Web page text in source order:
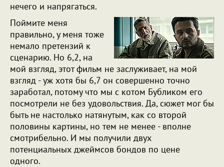
нечего и напрягаться.
Поймите меня
правильно, у меня тоже
немало претензий к
сценарию. Но 6,2, на
мой взгляд, этот фильм не заслуживает, на мой
взгляд - уж хотя бы 6,7 он совершенно точно
заработал, потому что мы с котом Бубликом его
посмотрели не без удовольствия. Да, сюжет мог бы
быть не настолько натянутым, как со второй
половины картины, но тем не менее - вполне
смотрибельно. И мы получили двух
потенциальных джеймсов бондов по цене
одного.